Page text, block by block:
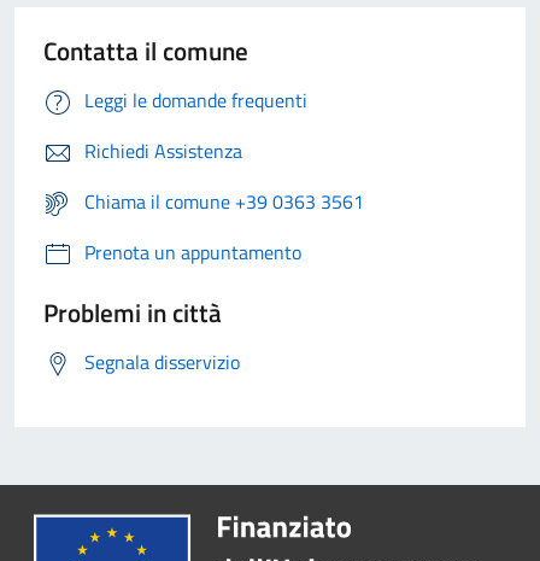
Contatta il comune
Leggi le domande frequenti
Richiedi Assistenza
Chiama il comune +39 0363 3561
Prenota un appuntamento
Problemi in città
Segnala disservizio